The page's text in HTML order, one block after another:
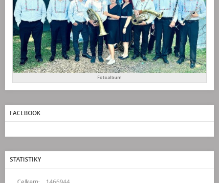
Fotoalbum
FACEBOOK
STATISTIKY